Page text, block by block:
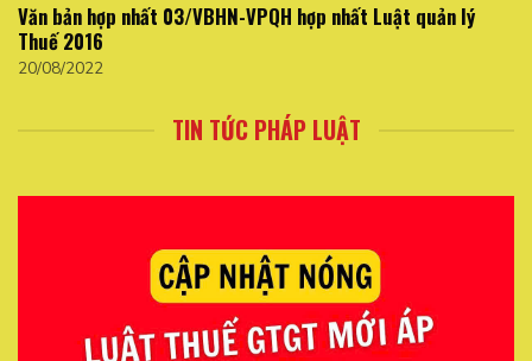
Văn bản hợp nhất 03/VBHN-VPQH hợp nhất Luật quản lý
Thuế 2016
20/08/2022
TIN TỨC PHÁP LUẬT